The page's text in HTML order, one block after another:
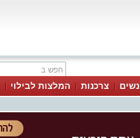
נשים צרכנות המלצות לבילוי